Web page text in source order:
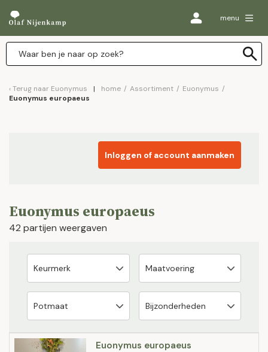
menu
Terug naar Euonymus home / Assortiment / Euonymus /
Euonymus europaeus
Inloggen of account aanmaken
Euonymus europaeus
42 partijen weergaven
Euonymus europaeus